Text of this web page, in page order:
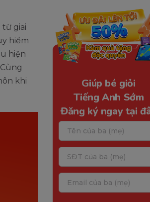
giai
hiểm
hiện
khi
Giúp bé giỏi
Tiếng Anh Sớm
Đăng ký ngay tại